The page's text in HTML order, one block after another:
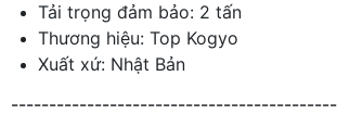
Tải trọng đảm bảo: 2 tấn
Thương hiệu: Top Kogyo
Xuất xứ: Nhật Bản